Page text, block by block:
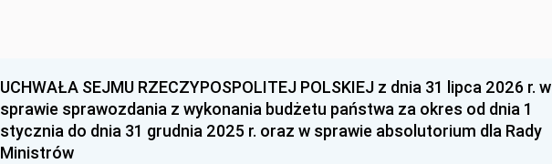
UCHWAŁA SEJMU RZECZYPOSPOLITEJ POLSKIEJ z dnia 31 lipca 2026 r. w
sprawie sprawozdania z wykonania budżetu państwa za okres od dnia 1
stycznia do dnia 31 grudnia 2025 r. oraz w sprawie absolutorium dla Rady
Ministrów